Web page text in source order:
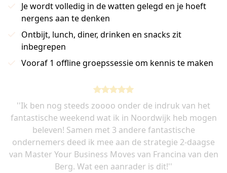
Je wordt volledig in de watten gelegd en je hoeft
nergens aan te denken
Ontbijt, lunch, diner, drinken en snacks zit
inbegrepen
Vooraf 1 offline groepssessie om kennis te maken
''Ik ben nog steeds zoooo onder de indruk van het
fantastische weekend wat ik in Noordwijk heb mogen
beleven! Samen met 3 andere fantastische
ondernemers deed ik mee aan de strategie 2-daagse
van Master Your Business Moves van Francina van den
Berg. Wat een aanrader is dit!''